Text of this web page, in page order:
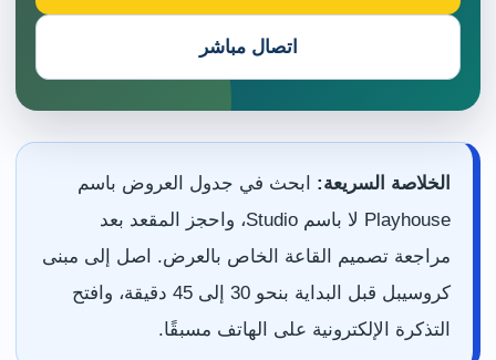
اتصال مباشر
الخلاصة السريعة: ابحث في جدول العروض باسم
Playhouse لا باسم Studio، واحجز المقعد بعد
مراجعة تصميم القاعة الخاص بالعرض. اصل إلى مبنى
كروسيبل قبل البداية بنحو 30 إلى 45 دقيقة، وافتح
التذكرة الإلكترونية على الهاتف مسبقًا.